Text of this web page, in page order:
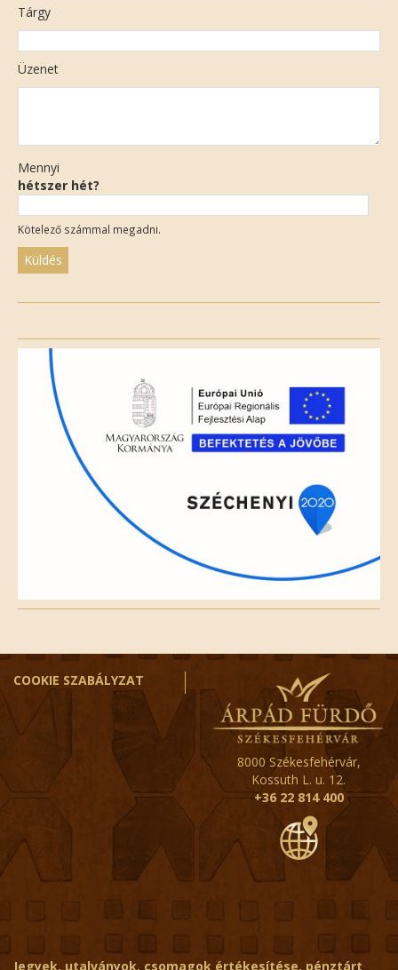
Tárgy
Üzenet
Mennyi
hétszer hét?
Kötelező számmal megadni.
field
empty.
COOKIE SZABÁLYZAT
8000 Székesfehérvár,
Kossuth L. u. 12.
+36 22 814 400
Jegyek, utalványok, csomagok értékesítése, pénztárt